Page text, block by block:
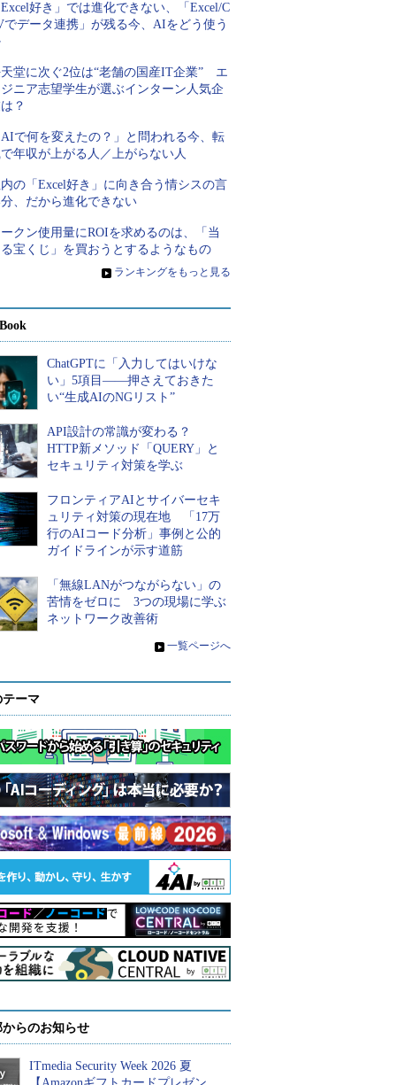
好き」では進化できない、「Excel/C
でデータ連携」が残る今、AIをどう使う
堂に次ぐ2位は“老舗の国産IT企業” エ
ニア志望学生が選ぶインターン人気企
？
で何を変えたの？」と問われる今、転
年収が上がる人／上がらない人
の「Excel好き」に向き合う情シスの言
、だから進化できない
クン使用量にROIを求めるのは、「当
宝くじ」を買おうとするようなもの
» ランキングをもっと見る
ChatGPTに「入力してはいけな
い」5項目――押さえておきた
い“生成AIのNGリスト”
API設計の常識が変わる？
HTTP新メソッド「QUERY」と
セキュリティ対策を学ぶ
フロンティアAIとサイバーセキ
ュリティ対策の現在地 「17万
行のAIコード分析」事例と公的
ガイドラインが示す道筋
「無線LANがつながらない」の
苦情をゼロに 3つの現場に学ぶ
ネットワーク改善術
» 一覧ページへ
ーマ
らのお知らせ
ITmedia Security Week 2026 夏